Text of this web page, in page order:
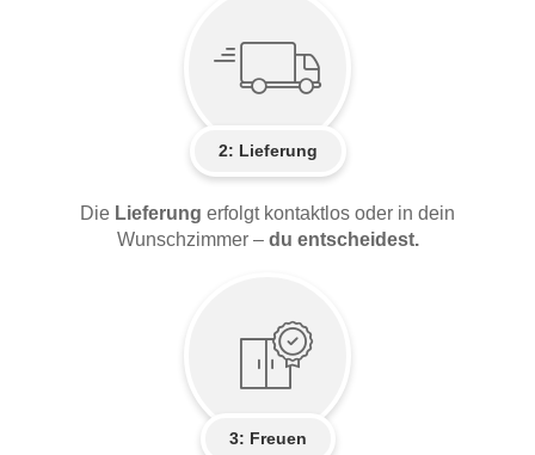
2: Lieferung
Die Lieferung erfolgt kontaktlos oder in dein
Wunschzimmer – du entscheidest.
3: Freuen